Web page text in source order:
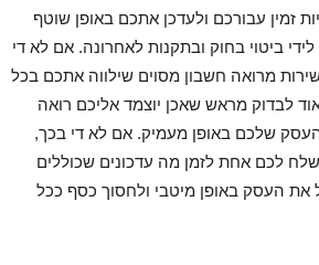
זמין עבורכם ולעדכן אתכם באופן שוטף
לידי ביטוי בחוק ובתקנות לאחרונה. אם לא די
מרואה חשבון מסוים שילווה אתכם בכל
לבדוק מראש שאכן יוצמד אליכם רואה
שלכם באופן מעמיק. אם לא די בכך,
לכם אחת לזמן מה עדכונים שכוללים
העסק באופן מיטבי ולחסוך כסף ככל